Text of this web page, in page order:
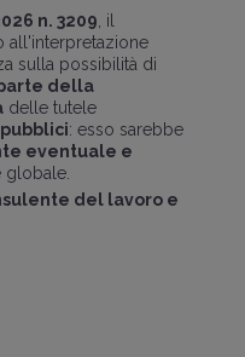
n. 3209 , il
all'interpretazione
sulla possibilità di
della
delle tutele
: esso sarebbe
eventuale e
del lavoro e